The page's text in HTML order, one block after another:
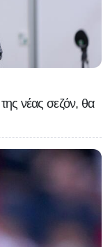
νέας σεζόν, θα